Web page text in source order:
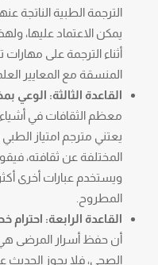
الترجمة الطبية الناتجة
يمكن الاعتماد عليها،
أثناء الترجمة على
المنسقة مع المعايير
القاعدة الثالثة: الوعي
معظم الثقافات في
يعتني مترجم امتياز
المختلفة عن ثقافته،
ويستخدم عبارات أخرى
المطروح.
القاعدة الرابعة:
أن حفظ أسرار المرضى
الصحي، فلا يجوز